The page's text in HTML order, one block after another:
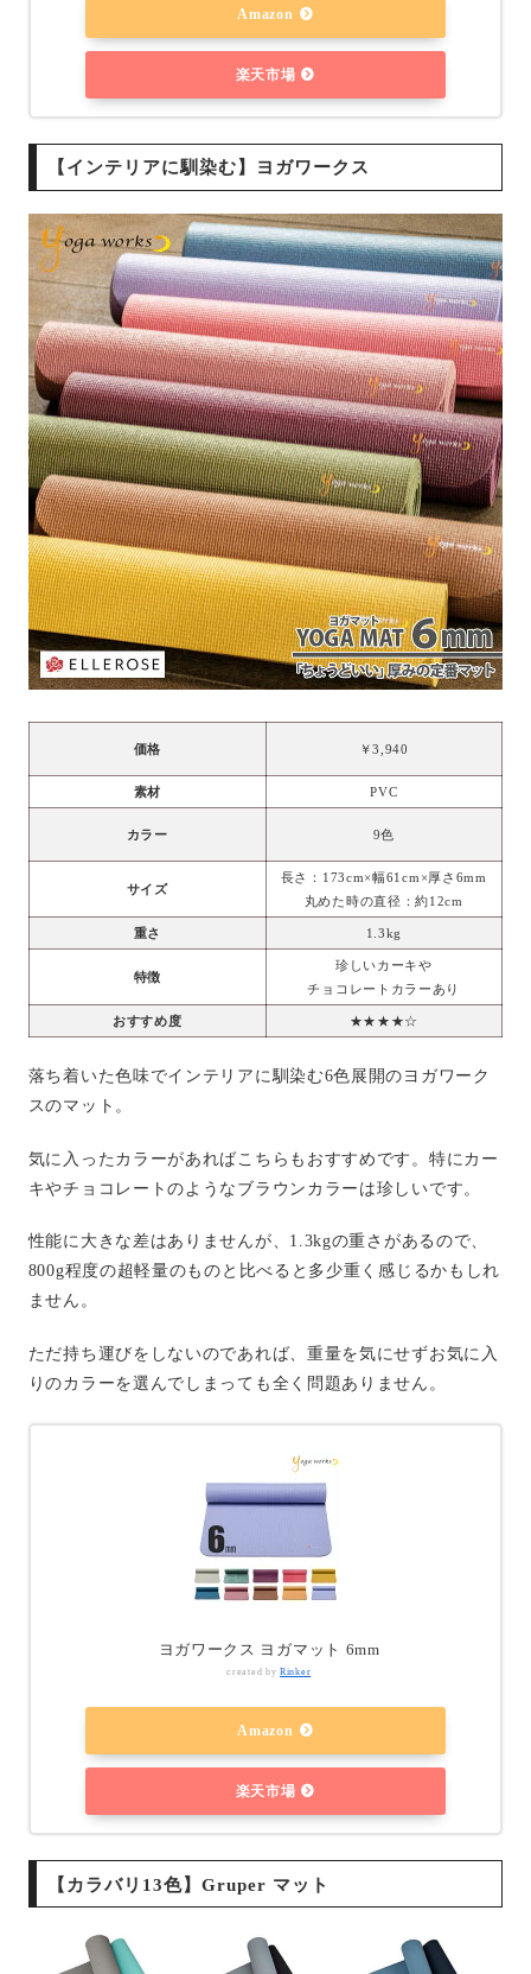
Amazon
楽天市場
【インテリアに馴染む】ヨガワークス
価格 ￥3,940
素材 PVC
カラー 9色
サイズ
長さ：173cm×幅61cm×厚さ6mm
丸めた時の直径：約12cm
重さ 1.3kg
特徴
珍しいカーキや
チョコレートカラーあり
おすすめ度 ★★★★☆
落ち着いた色味でインテリアに馴染む6色展開のヨガワーク
スのマット。
気に入ったカラーがあればこちらもおすすめです。特にカー
キやチョコレートのようなブラウンカラーは珍しいです。
性能に大きな差はありませんが、1.3kgの重さがあるので、
800g程度の超軽量のものと比べると多少重く感じるかもしれ
ません。
ただ持ち運びをしないのであれば、重量を気にせずお気に入
りのカラーを選んでしまっても全く問題ありません。
ヨガワークス ヨガマット 6mm
created byRinker
Amazon
楽天市場
【カラバリ13色】Gruper マット